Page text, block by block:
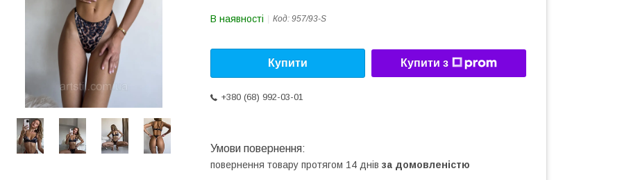
В наявності Код: 957/93-S
Купити Купити з
+380 (68) 992-03-01
повернення товару протягом 14 днів за домовленістю